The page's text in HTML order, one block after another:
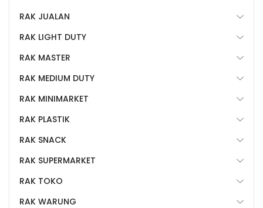
RAK JUALAN
RAK LIGHT DUTY
RAK MASTER
RAK MEDIUM DUTY
RAK MINIMARKET
RAK PLASTIK
RAK SNACK
RAK SUPERMARKET
RAK TOKO
RAK WARUNG